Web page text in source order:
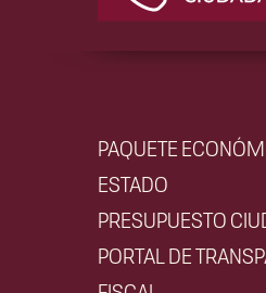
PAQUETE
ESTADO
PRESUPUESTO
PORTAL DE